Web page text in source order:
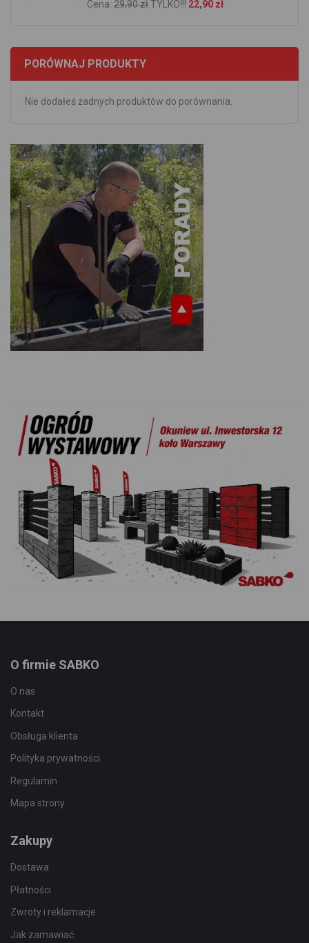
Cena: 29,90 złTYLKO!!! 22,90 zł
PORÓWNAJ PRODUKTY
Nie dodałeś żadnych produktów do porównania.
O firmie SABKO
O nas
Kontakt
Obsługa klienta
Polityka prywatności
Regulamin
Mapa strony
Zakupy
Dostawa
Płatności
Zwroty i reklamacje
Jak zamawiać